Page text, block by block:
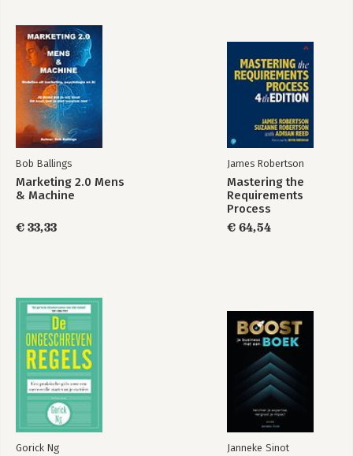
Bob Ballings
Marketing 2.0 Mens
& Machine
€ 33,33
James Robertson
Mastering the
Requirements
Process
€ 64,54
Gorick Ng Janneke Sinot